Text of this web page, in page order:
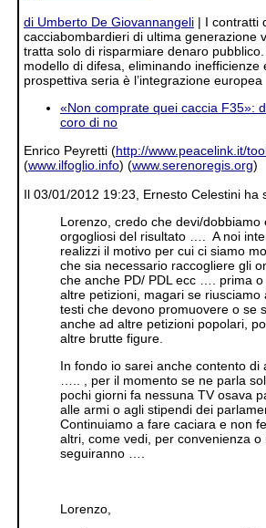
di Umberto De Giovannangeli| I contratti
cacciabombardieri di ultima generazione
tratta solo di risparmiare denaro
modello di difesa, eliminando inefficienze
prospettiva seria è l’integrazione europea
«Non comprate quei caccia F35»:
coro di no
Enrico Peyretti (http://www.peacelink.it/
(www.ilfoglio.info) (www.serenoregis.org)
Il 03/01/2012 19:23, Ernesto Celestini ha
Lorenzo, credo che devi/dobbiamo
orgogliosi del risultato …. A noi
realizzi il motivo per cui ci siamo
che sia necessario raccogliere gli
che anche PD/ PDL ecc …. prima
altre petizioni, magari se riusciamo
testi che devono promuovere o se
anche ad altre petizioni popolari,
altre brutte figure.
In fondo io sarei anche contento di
….. , per il momento se ne parla
pochi giorni fa nessuna TV osava
alle armi o agli stipendi dei
Continuiamo a fare caciara e non
altri, come vedi, per convenienza o
seguiranno ….
Lorenzo,